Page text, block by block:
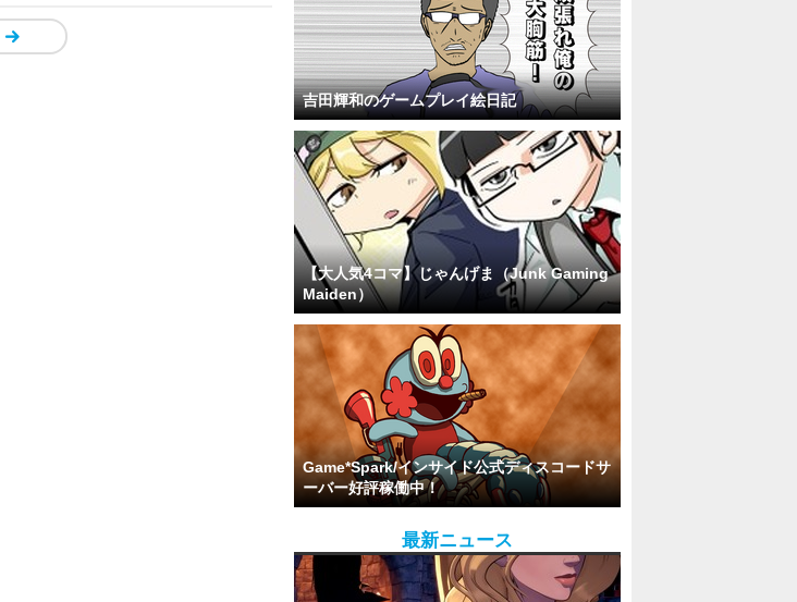
吉田輝和のゲームプレイ絵日記
【大人気4コマ】じゃんげま（Junk Gaming
Maiden）
Game*Spark/インサイド公式ディスコードサ
ーバー好評稼働中！
最新ニュース